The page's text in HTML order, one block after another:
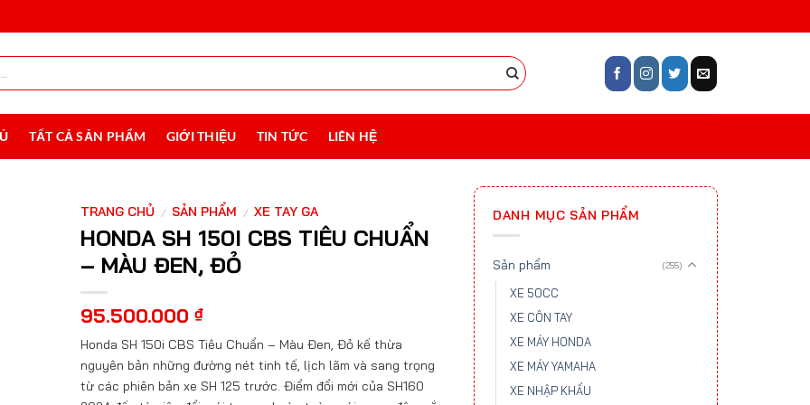
TẤT CẢ SẢN PHẨM GIỚI THIỆU TIN TỨC LIÊN HỆ
DANH MỤC SẢN PHẨM
Sản phẩm (255)
XE 50CC
XE CÔN TAY
XE MÁY HONDA
XE MÁY YAMAHA
XE NHẬP KHẨU
TRANG CHỦ / SẢN PHẨM / XE TAY GA
HONDA SH 150I CBS TIÊU CHUẨN
– MÀU ĐEN, ĐỎ
95.500.000 ₫
Honda SH 150i CBS Tiêu Chuẩn – Màu Đen, Đỏ kế thừa
nguyên bản những đường nét tinh tế, lịch lãm và sang trọng
từ các phiên bản xe SH 125 trước. Điểm đổi mới của SH160